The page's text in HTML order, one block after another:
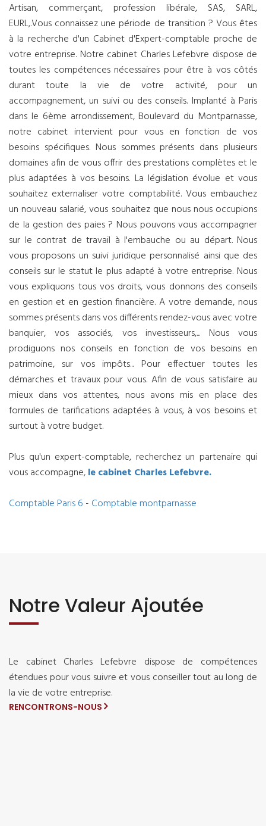
Artisan, commerçant, profession libérale, SAS, SARL,
EURL,.Vous connaissez une période de transition ? Vous êtes
à la recherche d'un Cabinet d'Expert-comptable proche de
votre entreprise. Notre cabinet Charles Lefebvre dispose de
toutes les compétences nécessaires pour être à vos côtés
durant toute la vie de votre activité, pour un
accompagnement, un suivi ou des conseils. Implanté à Paris
dans le 6ème arrondissement, Boulevard du Montparnasse,
notre cabinet intervient pour vous en fonction de vos
besoins spécifiques. Nous sommes présents dans plusieurs
domaines afin de vous offrir des prestations complètes et le
plus adaptées à vos besoins. La législation évolue et vous
souhaitez externaliser votre comptabilité. Vous embauchez
un nouveau salarié, vous souhaitez que nous nous occupions
de la gestion des paies ? Nous pouvons vous accompagner
sur le contrat de travail à l'embauche ou au départ. Nous
vous proposons un suivi juridique personnalisé ainsi que des
conseils sur le statut le plus adapté à votre entreprise. Nous
vous expliquons tous vos droits, vous donnons des conseils
en gestion et en gestion financière. A votre demande, nous
sommes présents dans vos différents rendez-vous avec votre
banquier, vos associés, vos investisseurs,... Nous vous
prodiguons nos conseils en fonction de vos besoins en
patrimoine, sur vos impôts... Pour effectuer toutes les
démarches et travaux pour vous. Afin de vous satisfaire au
mieux dans vos attentes, nous avons mis en place des
formules de tarifications adaptées à vous, à vos besoins et
surtout à votre budget.
Plus qu'un expert-comptable, recherchez un partenaire qui
vous accompagne,le cabinet Charles Lefebvre.
Comptable Paris 6 - Comptable montparnasse
Notre Valeur Ajoutée
Le cabinet Charles Lefebvre dispose de compétences
étendues pour vous suivre et vous conseiller tout au long de
la vie de votre entreprise.
RENCONTRONS-NOUS